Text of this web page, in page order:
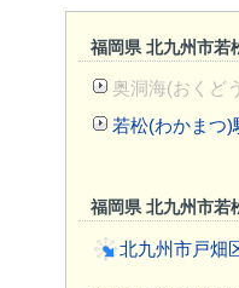
福岡県 北九州市若
奥洞海(おくど
若松(わかまつ)
福岡県 北九州市若
北九州市戸畑